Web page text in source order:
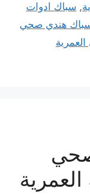
, سباك ادوات
هندي صحي
صحي